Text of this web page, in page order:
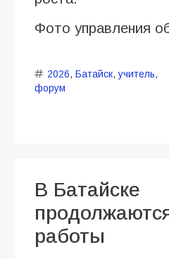
Фото управления
2026, Батайск,учитель,
форум
В Батайске
работы